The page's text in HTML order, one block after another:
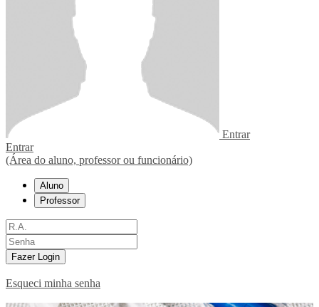
Entrar
Entrar
(Área do aluno, professor ou funcionário)
Aluno
Professor
Fazer Login
Esqueci minha senha